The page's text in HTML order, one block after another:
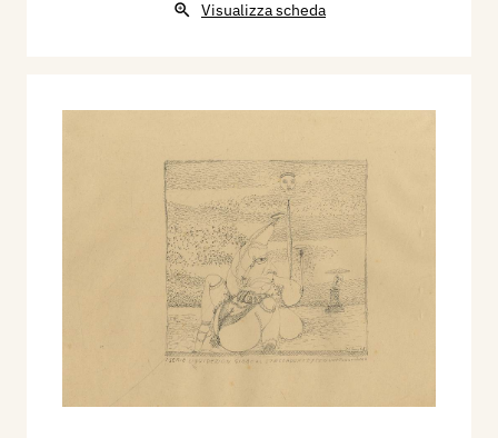
Visualizza scheda